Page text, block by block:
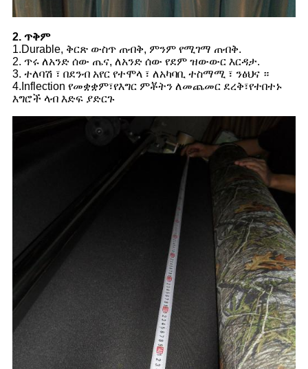
2. ጥቅም
1.Durable, ቅርጽ ውስጥ ጠብቅ, ምንም የሚገማ ጠብቅ.
2. ጥሩ ለአንድ ሰው ጤና, ለአንድ ሰው የደም ዝውውር እርዳታ.
3. ተለባሽ ፣ በደንብ አየር የተሞላ ፣ ለአካባቢ ተስማሚ ፣ ንፅህና ።
4.Inflection የመቋቋም፣የእግር ምቾትን ለመጨመር ደረቅ፣የተበተኑ
እግሮች ላብ እድፍ ያድርጉ